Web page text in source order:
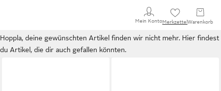
Mein KontoMerkzettel Warenkorb
Hoppla, deine gewünschten Artikel finden wir nicht mehr. Hier findest
du Artikel, die dir auch gefallen könnten.